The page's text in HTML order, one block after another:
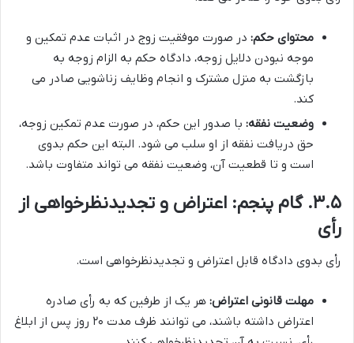
محتوای حکم: در صورت موفقیت زوج در اثبات عدم تمکین و
موجه نبودن دلایل زوجه، دادگاه حکم به الزام زوجه به
بازگشت به منزل مشترک و انجام وظایف زناشویی صادر می
کند.
وضعیت نفقه: با صدور این حکم، در صورت عدم تمکین زوجه،
حق دریافت نفقه از او سلب می شود. البته این حکم بدوی
است و تا قطعیت آن، وضعیت نفقه می تواند متفاوت باشد.
۳.۵. گام پنجم: اعتراض و تجدیدنظرخواهی از
رأی
رأی بدوی دادگاه قابل اعتراض و تجدیدنظرخواهی است.
مهلت قانونی اعتراض: هر یک از طرفین که به رأی صادره
اعتراض داشته باشند، می توانند ظرف مدت ۲۰ روز پس از ابلاغ